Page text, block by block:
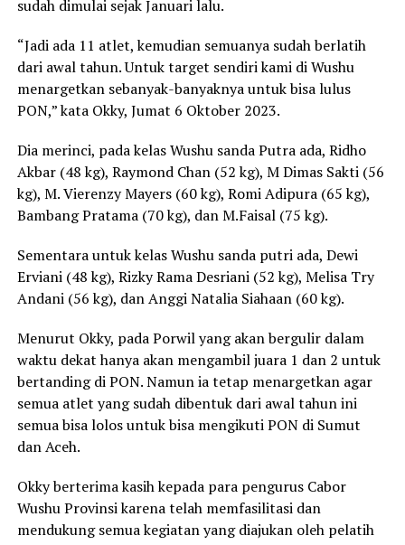
sudah dimulai sejak Januari lalu.
“Jadi ada 11 atlet, kemudian semuanya sudah berlatih
dari awal tahun. Untuk target sendiri kami di Wushu
menargetkan sebanyak-banyaknya untuk bisa lulus
PON,” kata Okky, Jumat 6 Oktober 2023.
Dia merinci, pada kelas Wushu sanda Putra ada, Ridho
Akbar (48 kg), Raymond Chan (52 kg), M Dimas Sakti (56
kg), M. Vierenzy Mayers (60 kg), Romi Adipura (65 kg),
Bambang Pratama (70 kg), dan M.Faisal (75 kg).
Sementara untuk kelas Wushu sanda putri ada, Dewi
Erviani (48 kg), Rizky Rama Desriani (52 kg), Melisa Try
Andani (56 kg), dan Anggi Natalia Siahaan (60 kg).
Menurut Okky, pada Porwil yang akan bergulir dalam
waktu dekat hanya akan mengambil juara 1 dan 2 untuk
bertanding di PON. Namun ia tetap menargetkan agar
semua atlet yang sudah dibentuk dari awal tahun ini
semua bisa lolos untuk bisa mengikuti PON di Sumut
dan Aceh.
Okky berterima kasih kepada para pengurus Cabor
Wushu Provinsi karena telah memfasilitasi dan
mendukung semua kegiatan yang diajukan oleh pelatih